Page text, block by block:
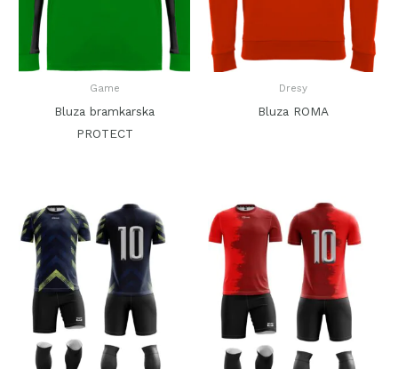
Game
Bluza bramkarska
PROTECT
Dresy
Bluza ROMA